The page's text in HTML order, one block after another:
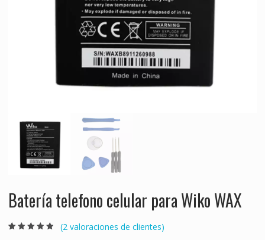
Batería telefono celular para Wiko WAX
(2 valoraciones de clientes)